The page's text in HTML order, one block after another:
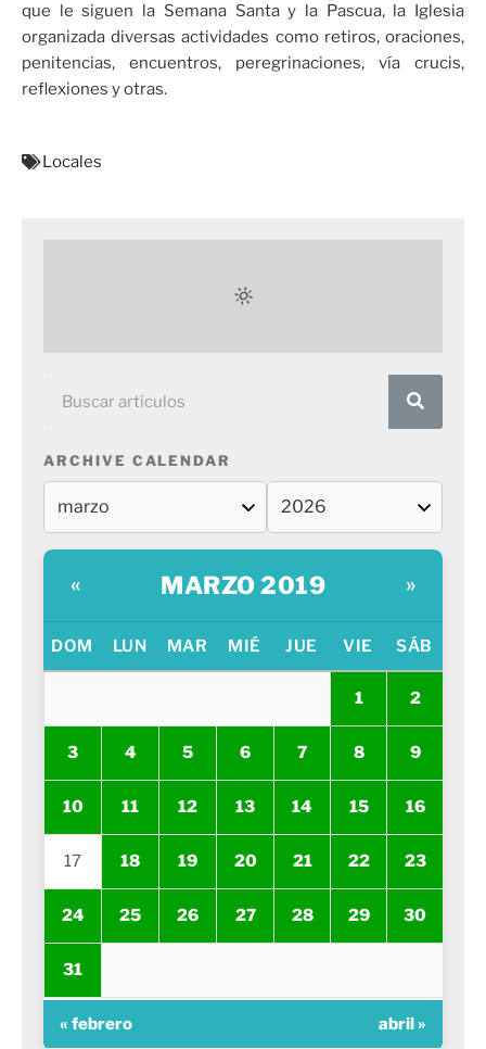
que le siguen la Semana Santa y la Pascua, la Iglesia
organizada diversas actividades como retiros, oraciones,
penitencias, encuentros, peregrinaciones, vía crucis,
reflexiones y otras.
Locales
ARCHIVE CALENDAR
« MARZO 2019 »
DOM LUN MAR MIÉ JUE VIE SÁB
1 2
3 4 5 6 7 8 9
10 11 12 13 14 15 16
17 18 19 20 21 22 23
24 25 26 27 28 29 30
31
« febrero abril »